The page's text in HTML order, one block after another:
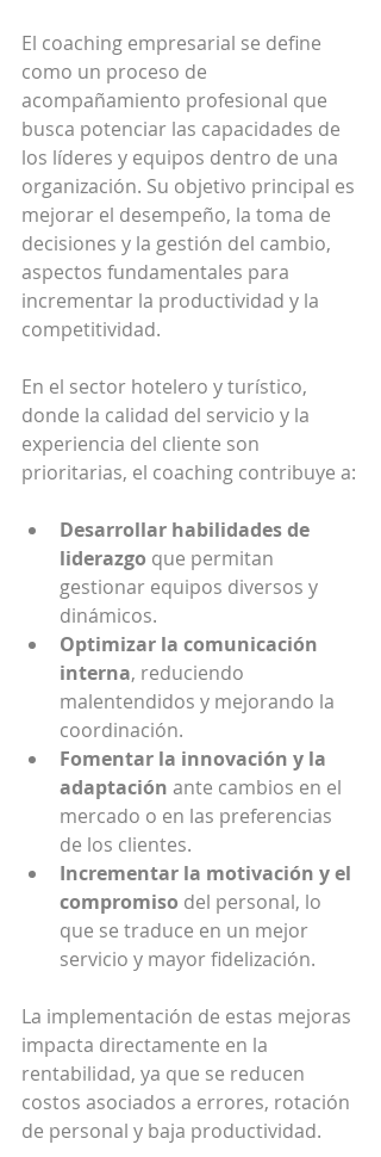
El coaching empresarial se define
como un proceso de
acompañamiento profesional que
busca potenciar las capacidades de
los líderes y equipos dentro de una
organización. Su objetivo principal es
mejorar el desempeño, la toma de
decisiones y la gestión del cambio,
aspectos fundamentales para
incrementar la productividad y la
competitividad.
En el sector hotelero y turístico,
donde la calidad del servicio y la
experiencia del cliente son
prioritarias, el coaching contribuye a:
Desarrollar habilidades de
liderazgo que permitan
gestionar equipos diversos y
dinámicos.
Optimizar la comunicación
interna, reduciendo
malentendidos y mejorando la
coordinación.
Fomentar la innovación y la
adaptación ante cambios en el
mercado o en las preferencias
de los clientes.
Incrementar la motivación y el
compromiso del personal, lo
que se traduce en un mejor
servicio y mayor fidelización.
La implementación de estas mejoras
impacta directamente en la
rentabilidad, ya que se reducen
costos asociados a errores, rotación
de personal y baja productividad.